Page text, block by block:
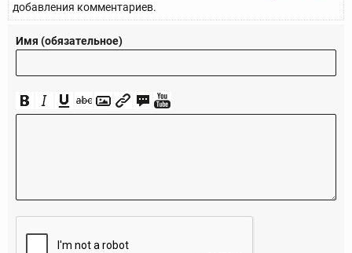
добавления комментариев.
Имя (обязательное)